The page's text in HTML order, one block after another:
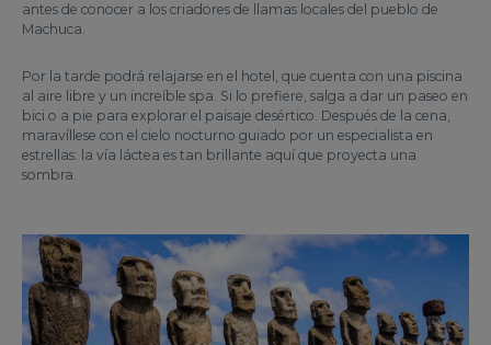
antes de conocer a los criadores de llamas locales del pueblo de
Machuca.
Por la tarde podrá relajarse en el hotel, que cuenta con una piscina
al aire libre y un increíble spa. Si lo prefiere, salga a dar un paseo en
bici o a pie para explorar el paisaje desértico. Después de la cena,
maravíllese con el cielo nocturno guiado por un especialista en
estrellas: la vía láctea es tan brillante aquí que proyecta una
sombra.